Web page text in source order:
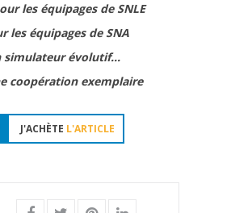
les équipages de SNLE
les équipages de SNA
simulateur évolutif…
coopération exemplaire
J'ACHÈTE L'ARTICLE